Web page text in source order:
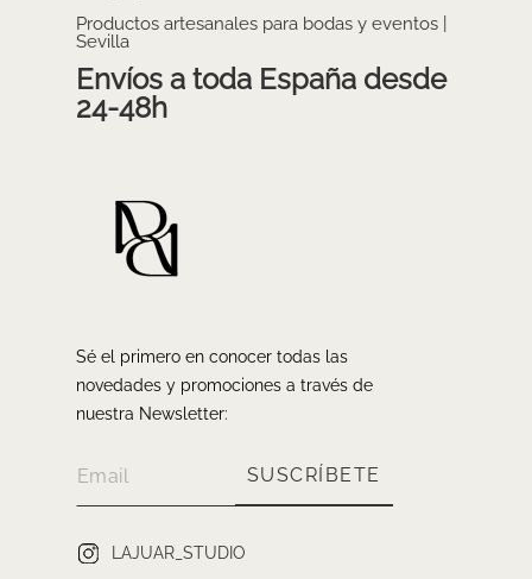
Productos artesanales para bodas y eventos |
Sevilla
Envíos a toda España desde
24-48h
Sé el primero en conocer todas las
novedades y promociones a través de
nuestra Newsletter:
SUSCRÍBETE
LAJUAR_STUDIO